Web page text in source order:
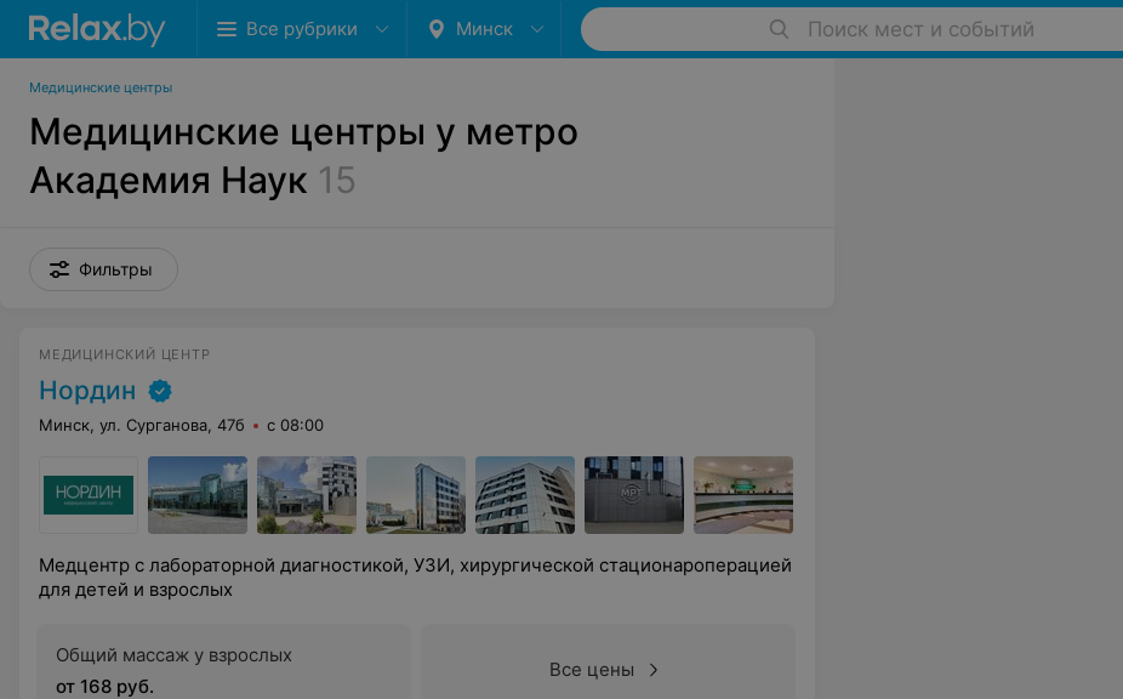
Все рубрики Минск Поиск мест и событий
Медицинские центры
Медицинские центры у метро
Академия Наук 15
Фильтры
МЕДИЦИНСКИЙ ЦЕНТР
Нордин
Минск, ул. Сурганова, 47б с 08:00
Медцентр с лабораторной диагностикой, УЗИ, хирургической стационароперацией
для детей и взрослых
Общий массаж у взрослых
от 168 руб.
Все цены